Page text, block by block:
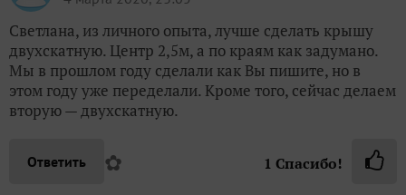
Светлана, из личного опыта, лучше сделать крышу
двухскатную. Центр 2,5м, а по краям как задумано.
Мы в прошлом году сделали как Вы пишите, но в
этом году уже переделали. Кроме того, сейчас делаем
вторую — двухскатную.
Ответить ✿ 1 Спасибо!